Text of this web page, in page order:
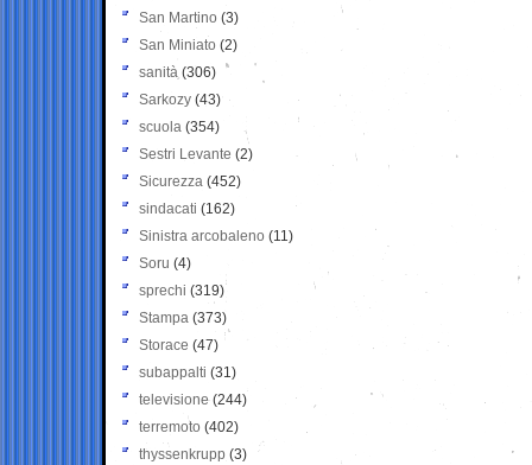
San Martino (3)
San Miniato (2)
sanità (306)
Sarkozy (43)
scuola (354)
Sestri Levante (2)
Sicurezza (452)
sindacati (162)
Sinistra arcobaleno (11)
Soru (4)
sprechi (319)
Stampa (373)
Storace (47)
subappalti (31)
televisione(244)
terremoto (402)
thyssenkrupp (3)